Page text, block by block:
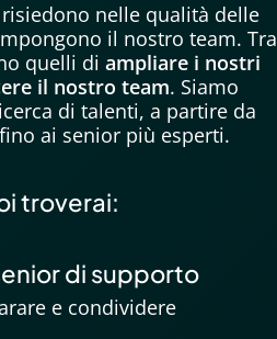
nelle qualità delle
il nostro team. Tra
quelli di ampliare i nostri
il nostro team. Siamo
di talenti, a partire da
ai senior più esperti.
troverai:
di supporto
e condividere